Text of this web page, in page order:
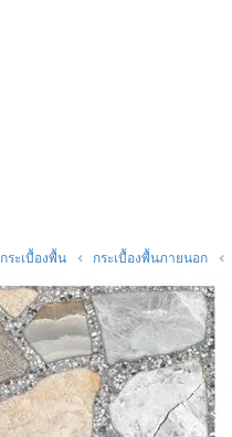
กระเบื้องพื้น กระเบื้องพื้นภายนอก